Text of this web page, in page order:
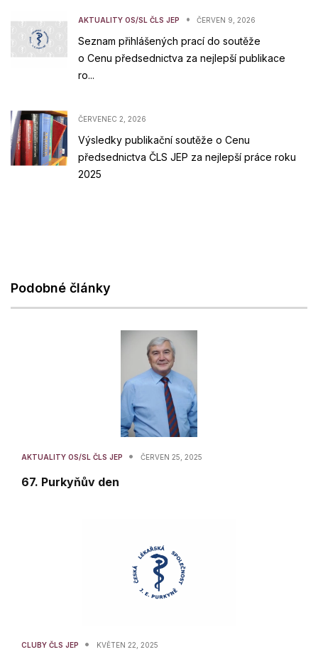
AKTUALITY OS/SL ČLS JEP • ČERVEN 9, 2026
Seznam přihlášených prací do soutěže
o Cenu předsednictva za nejlepší publikace
ro...
ČERVENEC 2, 2026
Výsledky publikační soutěže o Cenu
předsednictva ČLS JEP za nejlepší práce roku
2025
Podobné články
AKTUALITY OS/SL ČLS JEP • ČERVEN 25, 2025
67. Purkyňův den
CLUBY ČLS JEP • KVĚTEN 22, 2025